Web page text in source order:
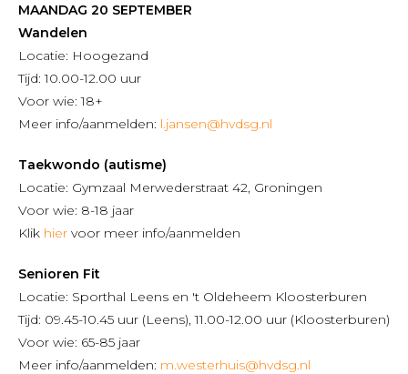
MAANDAG 20 SEPTEMBER
Wandelen
Locatie: Hoogezand
Tijd: 10.00-12.00 uur
Voor wie: 18+
Meer info/aanmelden: l.jansen@hvdsg.nl
Taekwondo (autisme)
Locatie: Gymzaal Merwederstraat 42, Groningen
Voor wie: 8-18 jaar
Klik hier voor meer info/aanmelden
Senioren Fit
Locatie: Sporthal Leens en 't Oldeheem Kloosterburen
Tijd: 09.45-10.45 uur (Leens), 11.00-12.00 uur (Kloosterburen)
Voor wie: 65-85 jaar
Meer info/aanmelden: m.westerhuis@hvdsg.nl